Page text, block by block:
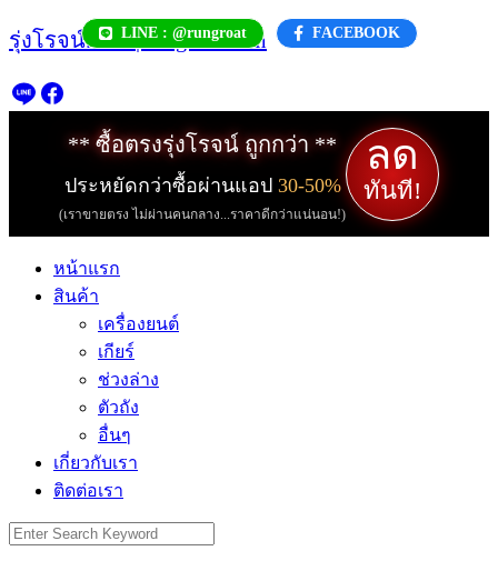
Skip
to
LINE : @rungroat FACEBOOK
รุ่งโรจน์.com | rungroat.com
** ซื้อตรงรุ่งโรจน์ ถูกกว่า **
ประหยัดกว่าซื้อผ่านแอป 30-50%
(เราขายตรง ไม่ผ่านคนกลาง...ราคาดีกว่าแน่นอน!)
ลด
ทันที!
หน้าแรก
สินค้า
เครื่องยนต์
เกียร์
ช่วงล่าง
ตัวถัง
อื่นๆ
เกี่ยวกับเรา
ติดต่อเรา
Search
for: